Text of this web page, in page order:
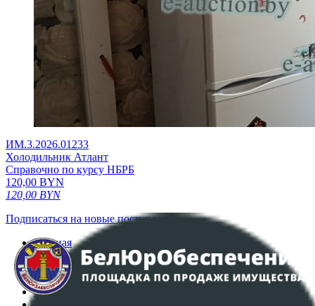
ИМ.3.2026.01233
Холодильник Атлант
Справочно по курсу НБРБ
120,00 BYN
120,00 BYN
Подписаться на новые поступления
Главная
Аукционы
Интернет-магазин
Регламент организации и проведения торгов